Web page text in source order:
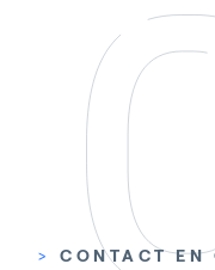
> CONTACT EN